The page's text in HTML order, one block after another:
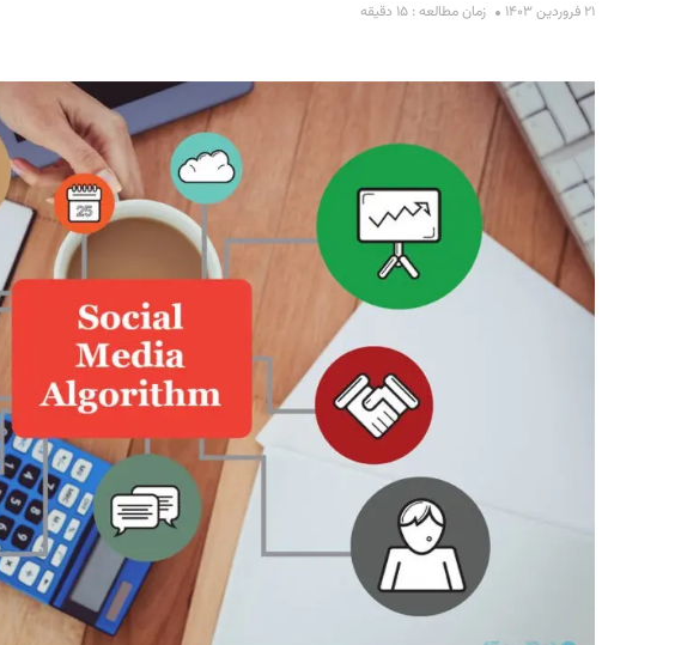
۲۱ فروردین ۱۴۰۳ زمان مطالعه : ۱۵ دقیقه